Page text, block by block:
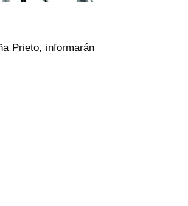
Prieto, informarán